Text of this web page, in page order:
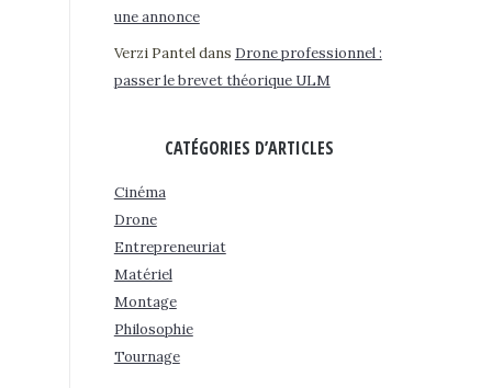
une annonce
Verzi Panteldans Drone professionnel :
passer le brevet théorique ULM
CATÉGORIES D’ARTICLES
Cinéma
Drone
Entrepreneuriat
Matériel
Montage
Philosophie
Tournage